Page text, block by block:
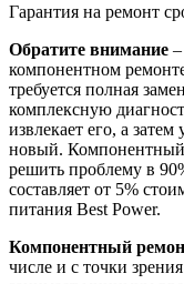
Гарантия на ремонт
Обратите внимание
компонентном
требуется полная
комплексную
извлекает его, а
новый. Компонентный
решить проблему в
составляет от 5%
питания Best Power.
Компонентный
числе и с точки